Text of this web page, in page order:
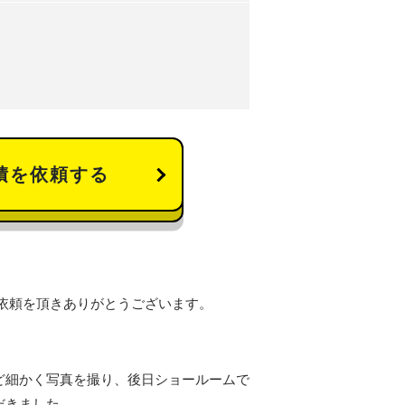
を依頼する
を頂きありがとうございます。
かく写真を撮り、後日ショールームで